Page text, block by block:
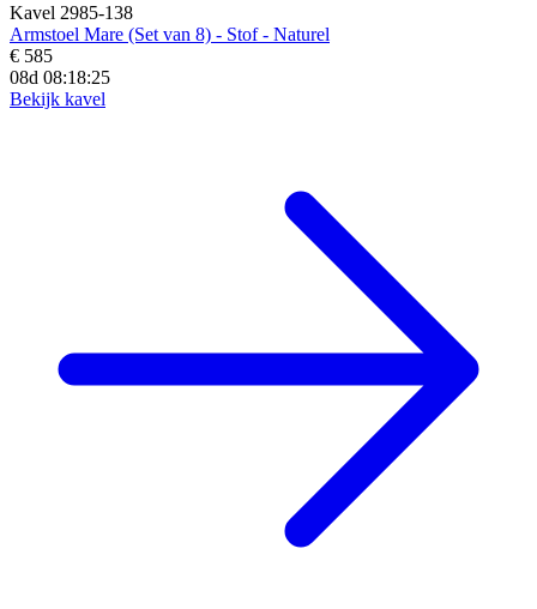
Kavel 2985-138
Armstoel Mare (Set van 8) - Stof - Naturel
€ 585
08d 08:18:23
Bekijk kavel